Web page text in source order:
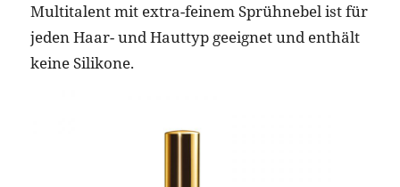
Multitalent mit extra-feinem Sprühnebel ist für
jeden Haar- und Hauttyp geeignet und enthält
keine Silikone.